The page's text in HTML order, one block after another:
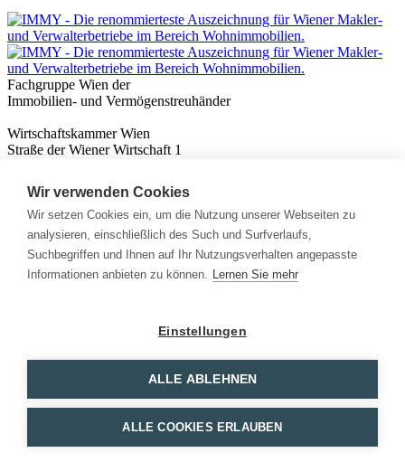
Fachgruppe Wien der
Immobilien- und Vermögenstreuhänder
Wirtschaftskammer Wien
Straße der Wiener Wirtschaft 1
Nützliches
Immobilienwissen
Formulare & Rechner
Expert:innen
Info
Wir verwenden Cookies
Wir setzen Cookies ein, um die Nutzung unserer Webseiten zu
analysieren, einschließlich des Such und Surfverlaufs,
Suchbegriffen und Ihnen auf Ihr Nutzungsverhalten angepasste
Informationen anbieten zu können. Lernen Sie mehr
Einstellungen
ALLE ABLEHNEN
ALLE COOKIES ERLAUBEN